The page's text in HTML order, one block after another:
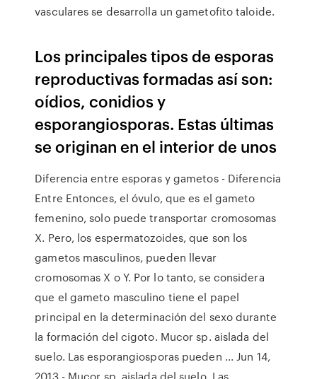
vasculares se desarrolla un gametofito taloide.
Los principales tipos de esporas
reproductivas formadas así son:
oídios, conidios y
esporangiosporas. Estas últimas
se originan en el interior de unos
Diferencia entre esporas y gametos - Diferencia
Entre Entonces, el óvulo, que es el gameto
femenino, solo puede transportar cromosomas
X. Pero, los espermatozoides, que son los
gametos masculinos, pueden llevar
cromosomas X o Y. Por lo tanto, se considera
que el gameto masculino tiene el papel
principal en la determinación del sexo durante
la formación del cigoto. Mucor sp. aislada del
suelo. Las esporangiosporas pueden ... Jun 14,
2013 - Mucor sp. aislada del suelo. Las